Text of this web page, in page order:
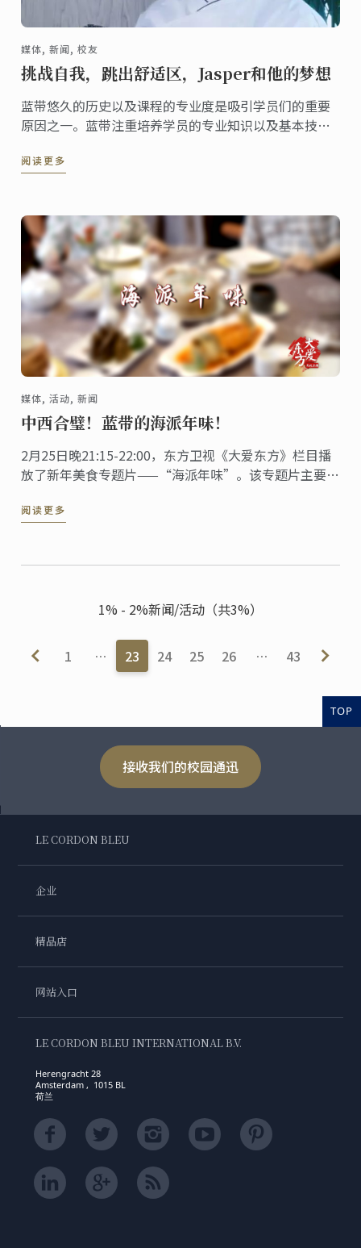
媒体, 新闻, 校友
挑战自我，跳出舒适区，Jasper和他的梦想
蓝带悠久的历史以及课程的专业度是吸引学员们的重要
原因之一。蓝带注重培养学员的专业知识以及基本技
不断挑战的蓝带精神也鼓励着许多学员在继承传统的同
阅读更多
媒体, 活动, 新闻
中西合璧！蓝带的海派年味！
2月25日晚21:15-22:00，东方卫视《大爱东方》栏目播
放了新年美食专题片——“海派年味”。该专题片主要跟
观众还能看到许多既有中式料理风味，但又不同于传统
阅读更多
1% - 2%新闻/活动（共3%）
1 … 23 24 25 26 … 43
TOP
接收我们的校园通迅
LE CORDON BLEU
企业
精品店
网站入口
LE CORDON BLEU INTERNATIONAL B.V.
Herengracht 28
Amsterdam , 1015 BL
荷兰